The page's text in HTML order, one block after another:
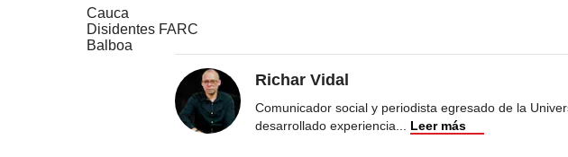
Cauca
Disidentes FARC
Balboa
Richar Vidal
Comunicador social y periodista egresado de la
desarrollado experiencia... Leer más